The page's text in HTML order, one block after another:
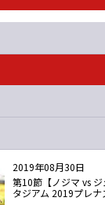
2019年08月30日
第10節【ノジマ vs
タジアム 2019プレ